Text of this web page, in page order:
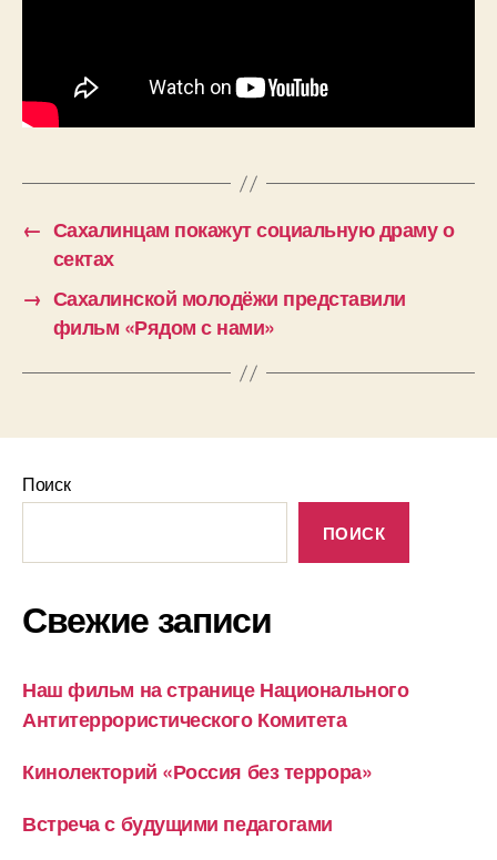
← Сахалинцам покажут социальную драму о
сектах
→ Сахалинской молодёжи представили
фильм «Рядом с нами»
Поиск
ПОИСК
Свежие записи
Наш фильм на странице Национального
Антитеррористического Комитета
Кинолекторий «Россия без террора»
Встреча с будущими педагогами